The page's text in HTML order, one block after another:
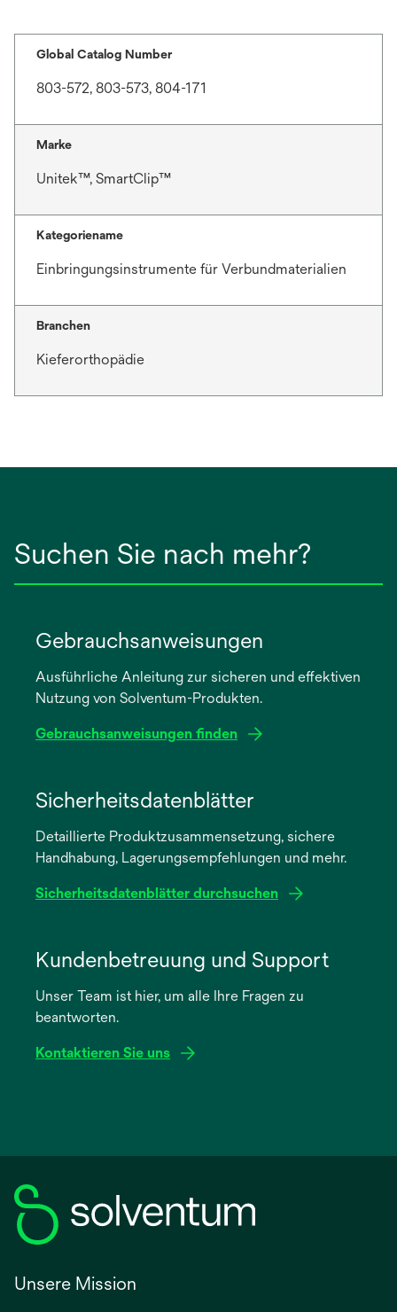
Global Catalog Number
803-572, 803-573, 804-171
Marke
Unitek™, SmartClip™
Kategoriename
Einbringungsinstrumente für Verbundmaterialien
Branchen
Kieferorthopädie
Suchen Sie nach mehr?
Gebrauchsanweisungen
Ausführliche Anleitung zur sicheren und effektiven
Nutzung von Solventum-Produkten.
Gebrauchsanweisungen finden
neuen
Registerkarte
Sicherheitsdatenblätter
Detaillierte Produktzusammensetzung, sichere
Handhabung, Lagerungsempfehlungen und mehr.
Sicherheitsdatenblätter durchsuchen
neuen
Registerkarte
Kundenbetreuung und Support
Unser Team ist hier, um alle Ihre Fragen zu
beantworten.
Kontaktieren Sie uns
Unsere Mission